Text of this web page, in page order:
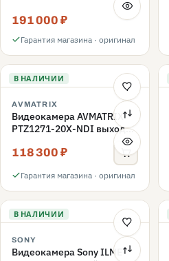
191 000 ₽
Гарантия магазина · оригинал
В НАЛИЧИИ
AVMATRIX
Видеокамера AVMATRIX
PTZ1271-20X-NDI выход
118 300 ₽
Гарантия магазина · оригинал
В НАЛИЧИИ
SONY
Видеокамера Sony ILME-